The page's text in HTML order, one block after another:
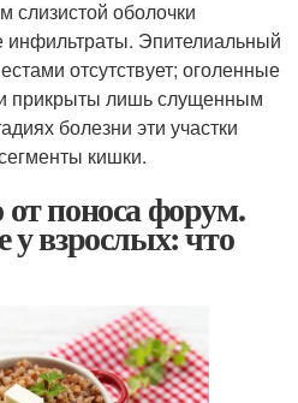
слизистой оболочки
инфильтраты. Эпителиальный
отсутствует; оголенные
прикрыты лишь слущенным
болезни эти участки
кишки.
поноса форум.
у взрослых: что